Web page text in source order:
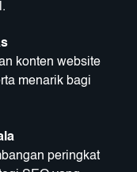
konten website
menarik bagi
peringkat